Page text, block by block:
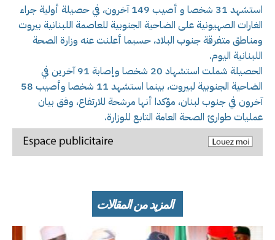
استشهد 31 شخصا و أصيب 149 آخرون، في حصيلة أولية جراء
الغارات الصهيونية على الضاحية الجنوبية للعاصمة اللبنانية بيروت
ومناطق متفرقة جنوب البلاد، حسبما أعلنت عنه وزارة الصحة
اللبنانية اليوم.
الحصيلة شملت استشهاد 20 شخصا وإصابة 91 آخرين في
الضاحية الجنوبية لبيروت، بينما استشهد 11 شخصا وأصيب 58
آخرون في جنوب لبنان، مؤكدا أنها مرشحة للارتفاع، وفق بيان
عمليات طوارئ الصحة العامة التابع للوزارة.
المزيد من المقالات